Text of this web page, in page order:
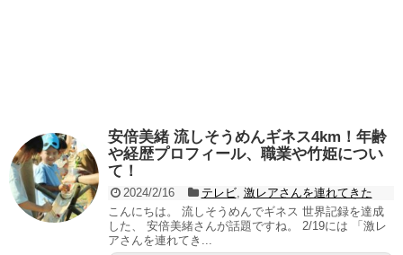
安倍美緒 流しそうめんギネス4km！年齢
や経歴プロフィール、職業や竹姫につい
て！
2024/2/16 テレビ, 激レアさんを連れてきた
こんにちは。 流しそうめんでギネス 世界記録を達成
した、 安倍美緒さんが話題ですね。 2/19には 「激レ
アさんを連れてき...